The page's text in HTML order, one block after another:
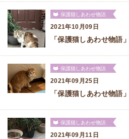
保護猫しあわせ物語
2021年10月09日
「保護猫しあわせ物語
保護猫しあわせ物語
2021年09月25日
「保護猫しあわせ物語
保護猫しあわせ物語
2021年09月11日